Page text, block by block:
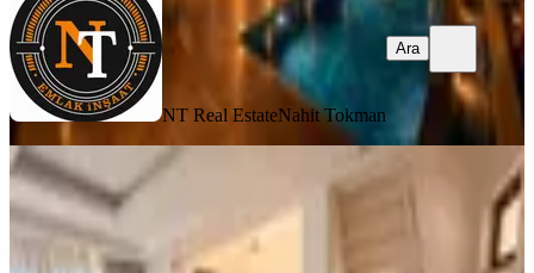
NT Real EstateNahit Tokman
Ara
Belek'te 3+1 İkiz Villa Ortak Havuzlu
Özel Otoparklı
Serik, Belek Mahallesi